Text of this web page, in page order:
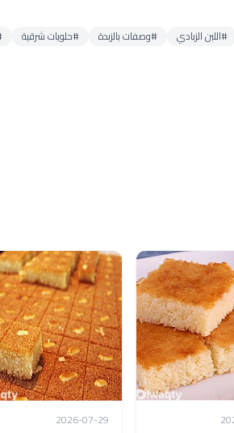
#اللبن الزبادي #وصفات بالزبدة #حلويات شرقية
2026-07-29